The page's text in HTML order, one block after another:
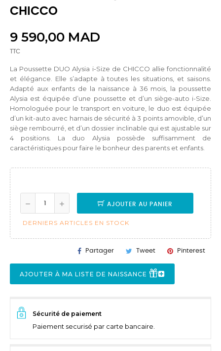
CHICCO
9 590,00 MAD
TTC
La Poussette DUO Alysia i-Size de CHICCO allie fonctionnalité
et élégance. Elle s’adapte à toutes les situations, et saisons.
Adapté aux enfants de la naissance à 36 mois, la poussette
Alysia est équipée d’une poussette et d’un siège-auto i-Size.
Homologuée pour le transport en voiture, le duo est équipée
d’un kit-auto avec harnais de sécurité à 3 points amovible, d’un
siège rembourré, et d’un dossier inclinable qui est ajustable sur
4 positions. La duo Alysia possède suffisamment de
caractéristiques pour faire le bonheur des parents et enfants.
AJOUTER AU PANIER
DERNIERS ARTICLES EN STOCK
Partager Tweet Pinterest
AJOUTER À MA LISTE DE NAISSANCE
Sécurité de paiement
Paiement securisé par carte bancaire.